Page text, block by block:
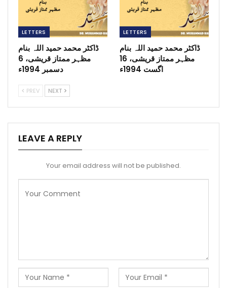
LETTERS
ڈاکٹر محمد حمید اللہ بنام
مظہر ممتاز قریشی، 6
دسمبر 1994ء
LETTERS
ڈاکٹر محمد حمید اللہ بنام
مظہر ممتاز قریشی، 16
اگست 1994ء
PREV NEXT
LEAVE A REPLY
Your email address will not be published.